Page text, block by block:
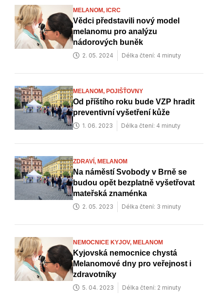
MELANOM, ICRC
Vědci představili nový model
melanomu pro analýzu
nádorových buněk
2. 05. 2024 Délka čtení: 4 minuty
MELANOM, POJIŠŤOVNY
Od příštího roku bude VZP hradit
preventivní vyšetření kůže
1. 06. 2023 Délka čtení: 4 minuty
ZDRAVÍ, MELANOM
Na náměstí Svobody v Brně se
budou opět bezplatně vyšetřovat
mateřská znaménka
2. 05. 2023 Délka čtení: 3 minuty
NEMOCNICE KYJOV, MELANOM
Kyjovská nemocnice chystá
Melanomové dny pro veřejnost i
zdravotníky
5. 04. 2023 Délka čtení: 2 minuty